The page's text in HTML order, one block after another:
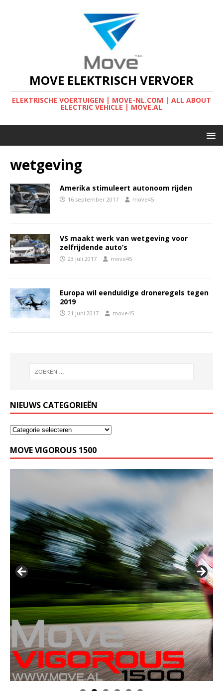
MOVE ELEKTRISCH VERVOER
ELEKTRISCHE VOERTUIGEN | MOVE-NL.COM | ALL ABOUT
ELECTRIC VEHICLE | MOVE.AL
wetgeving
Amerika stimuleert autonoom rijden
16 september 2017 move45
VS maakt werk van wetgeving voor
zelfrijdende auto’s
23 juli 2017 move45
Europa wil eenduidige droneregels tegen
2019
21 juni 2017 move45
NIEUWS CATEGORIEËN
MOVE VIGOROUS 1500